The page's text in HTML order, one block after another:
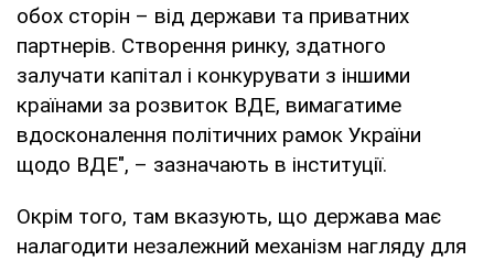
обох сторін – від держави та приватних
партнерів. Створення ринку, здатного
залучати капітал і конкурувати з іншими
країнами за розвиток ВДЕ, вимагатиме
вдосконалення політичних рамок України
щодо ВДЕ", – зазначають в інституції.
Окрім того, там вказують, що держава має
налагодити незалежний механізм нагляду для